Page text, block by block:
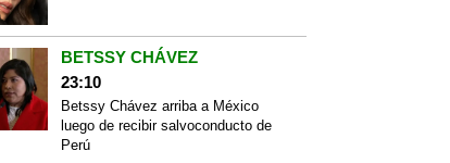
BETSSY CHÁVEZ
23:10
Betssy Chávez arriba a México
luego de recibir salvoconducto de
Perú